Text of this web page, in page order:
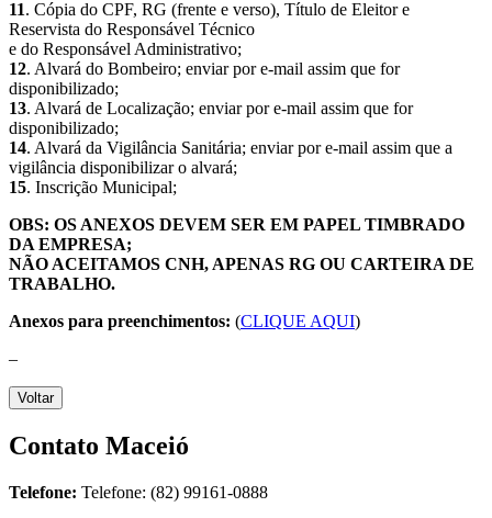
11. Cópia do CPF, RG (frente e verso), Título de Eleitor e
Reservista do Responsável Técnico
e do Responsável Administrativo;
12. Alvará do Bombeiro; enviar por e-mail assim que for
disponibilizado;
13. Alvará de Localização; enviar por e-mail assim que for
disponibilizado;
14. Alvará da Vigilância Sanitária; enviar por e-mail assim que a
vigilância disponibilizar o alvará;
15. Inscrição Municipal;
OBS: OS ANEXOS DEVEM SER EM PAPEL TIMBRADO
DA EMPRESA;
NÃO ACEITAMOS CNH, APENAS RG OU CARTEIRA DE
TRABALHO.
Anexos para preenchimentos: (CLIQUE AQUI)
–
Voltar
Contato Maceió
Telefone: Telefone: (82) 99161-0888